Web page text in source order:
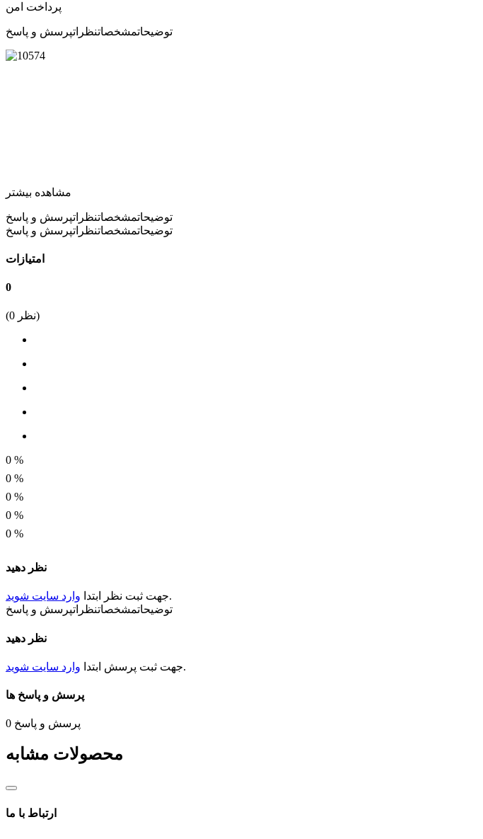
پرداخت امن
توضیحاتمشخصاتنظراتپرسش و پاسخ
مشاهده بیشتر
توضیحاتمشخصاتنظراتپرسش و پاسخ
توضیحاتمشخصاتنظراتپرسش و پاسخ
امتیازات
0
(0 نظر)
0 %
0 %
0 %
0 %
0 %
نظر دهید
جهت ثبت نظر ابتدا وارد سایت شوید
.
توضیحاتمشخصاتنظراتپرسش و پاسخ
نظر دهید
جهت ثبت پرسش ابتدا وارد سایت شوید .
پرسش و پاسخ ها
0 پرسش و پاسخ
محصولات مشابه
ارتباط با ما